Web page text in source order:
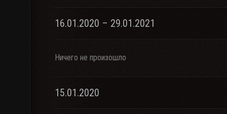
16.01.2020 – 29.01.2021
Ничего не произошло
15.01.2020